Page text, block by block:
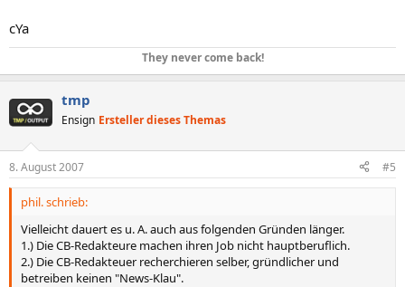
cYa
They never come back!
tmp
Ensign Ersteller dieses Themas
8. August 2007 #5
phil. schrieb:
Vielleicht dauert es u. A. auch aus folgenden Gründen länger.
1.) Die CB-Redakteure machen ihren Job nicht hauptberuflich.
2.) Die CB-Redakteuer recherchieren selber, gründlicher und
betreiben keinen "News-Klau".